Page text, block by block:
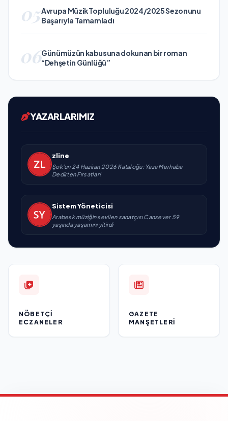
05Avrupa Müzik Topluluğu 2024/2025 Sezonunu
Başarıyla Tamamladı
06Günümüzün kabusuna dokunan bir roman
“Dehşetin Günlüğü”
YAZARLARIMIZ
zline
Şok'un 24 Haziran 2026 Kataloğu: Yaza Merhaba
Dedirten Fırsatlar!
Sistem Yöneticisi
Arabesk müziğin sevilen sanatçısı Cansever 59
yaşında yaşamını yitirdi
NÖBETÇI
ECZANELER
GAZETE
MANŞETLERI